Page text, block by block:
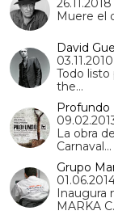
Muere el
David
Todo listo
the…
Profundo
La obra
Carnaval…
Grupo
Inaugura
MARKA